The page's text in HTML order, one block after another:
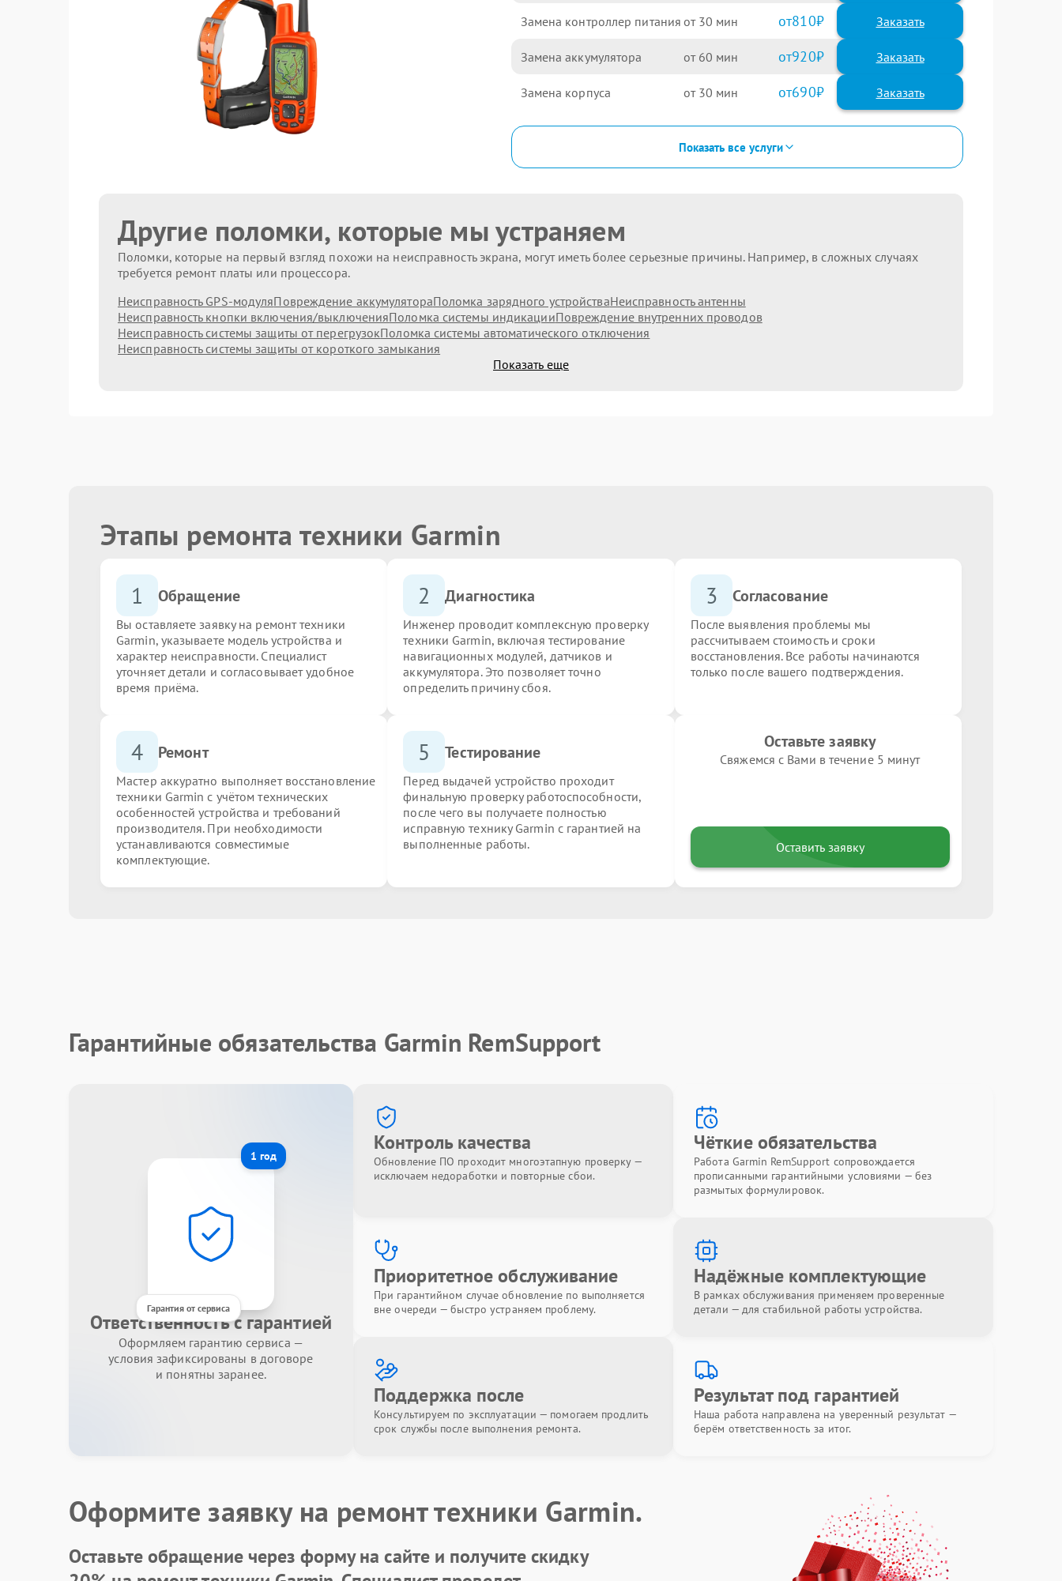
Замена контроллер питания 30 810
Замена аккумулятора 60 920
Замена корпуса 30 690
Показать все услуги
Другие поломки, которые мы устраняем
Поломки, которые на первый взгляд похожи на неисправность экрана, могут иметь более серьезные причины. Например, в сложных случаях
требуется ремонт платы или процессора.
Неисправность GPS-модуляПовреждение аккумулятораПоломка зарядного устройстваНеисправность антенны
Неисправность кнопки включения/выключенияПоломка системы индикацииПовреждение внутренних проводов
Неисправность системы защиты от перегрузокПоломка системы автоматического отключения
Неисправность системы защиты от короткого замыкания
Показать еще
Этапы ремонта техники Garmin
1 Обращение
Вы оставляете заявку на ремонт техники
Garmin, указываете модель устройства и
характер неисправности. Специалист
уточняет детали и согласовывает удобное
время приёма.
2 Диагностика
Инженер проводит комплексную проверку
техники Garmin, включая тестирование
навигационных модулей, датчиков и
аккумулятора. Это позволяет точно
определить причину сбоя.
3 Согласование
После выявления проблемы мы
рассчитываем стоимость и сроки
восстановления. Все работы начинаются
только после вашего подтверждения.
4 Ремонт
Мастер аккуратно выполняет восстановление
техники Garmin с учётом технических
особенностей устройства и требований
производителя. При необходимости
устанавливаются совместимые
комплектующие.
5 Тестирование
Перед выдачей устройство проходит
финальную проверку работоспособности,
после чего вы получаете полностью
исправную технику Garmin с гарантией на
выполненные работы.
Оставьте заявку
Свяжемся с Вами в течение 5 минут
Оставить заявку
Гарантийные обязательства Garmin RemSupport
1 год
Гарантия от сервиса
Ответственность с гарантией
Оформляем гарантию сервиса —
условия зафиксированы в договоре
и понятны заранее.
Контроль качества
Обновление ПО проходит многоэтапную проверку —
исключаем недоработки и повторные сбои.
Чёткие обязательства
Работа Garmin RemSupport сопровождается
прописанными гарантийными условиями — без
размытых формулировок.
Приоритетное обслуживание
При гарантийном случае обновление по выполняется
вне очереди — быстро устраняем проблему.
Надёжные комплектующие
В рамках обслуживания применяем проверенные
детали — для стабильной работы устройства.
Поддержка после
Консультируем по эксплуатации — помогаем продлить
срок службы после выполнения ремонта.
Результат под гарантией
Наша работа направлена на уверенный результат —
берём ответственность за итог.
Оформите заявку на ремонт техники Garmin.
Оставьте обращение через форму на сайте и получите скидку